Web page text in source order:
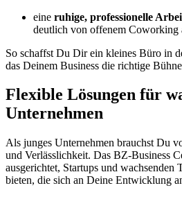
eine ruhige, professionelle
deutlich von offenem Coworking
So schaffst Du Dir ein kleines Büro in
das Deinem Business die richtige
Flexible Lösungen für
Unternehmen
Als junges Unternehmen brauchst Du
und Verlässlichkeit. Das BZ-Business
ausgerichtet, Startups und wachsenden
bieten, die sich an Deine Entwicklung